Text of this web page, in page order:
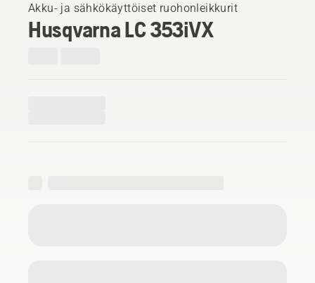
Akku- ja sähkökäyttöiset ruohonleikkurit
Husqvarna LC 353iVX